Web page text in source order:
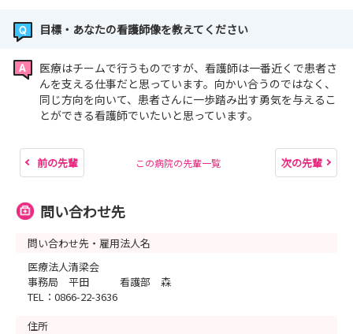
目標・あなたの看護師像を教えてください
医療はチームで行うものですが、看護師は一番近くで患者さ
んを支える仕事だと思っています。向かい合うのではなく、
同じ方向を向いて、患者さんに一歩踏み出す勇気を与えるこ
とができる看護師でいたいと思っています。
前の先輩 この病院の先輩一覧 次の先輩
問い合わせ先
問い合わせ先・雇用法人名
医療法人清梁会
事務局 平田 看護部 森
TEL：0866-22-3636
住所